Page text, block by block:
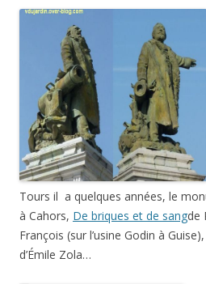
Tours il a quelques années, le
à Cahors, De briques et de sangde
François (sur l’usine Godin à Guise),
d’Émile Zola…